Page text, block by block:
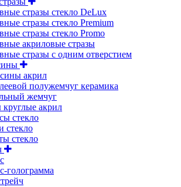
стразы стекло DeLux
стразы стекло Premium
стразы стекло Promo
акриловые стразы
стразы с одним отверстием
акрил
полужемчуг керамика
жемчуг
акрил
стекло
стекло
стекло
голограмма